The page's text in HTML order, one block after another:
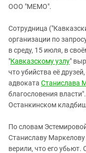
СКФО
Чечня
Южная Осетия
Южный Кавказ
ЮФО
ООО "МЕМО".
Сотрудница
организации по
в среду, 15 июля, в
"Кавказскому узлу"
что убийства её
адвоката Станислава
благословения
Останкинском
По словам
Станиславу Маркелову
верили, что его